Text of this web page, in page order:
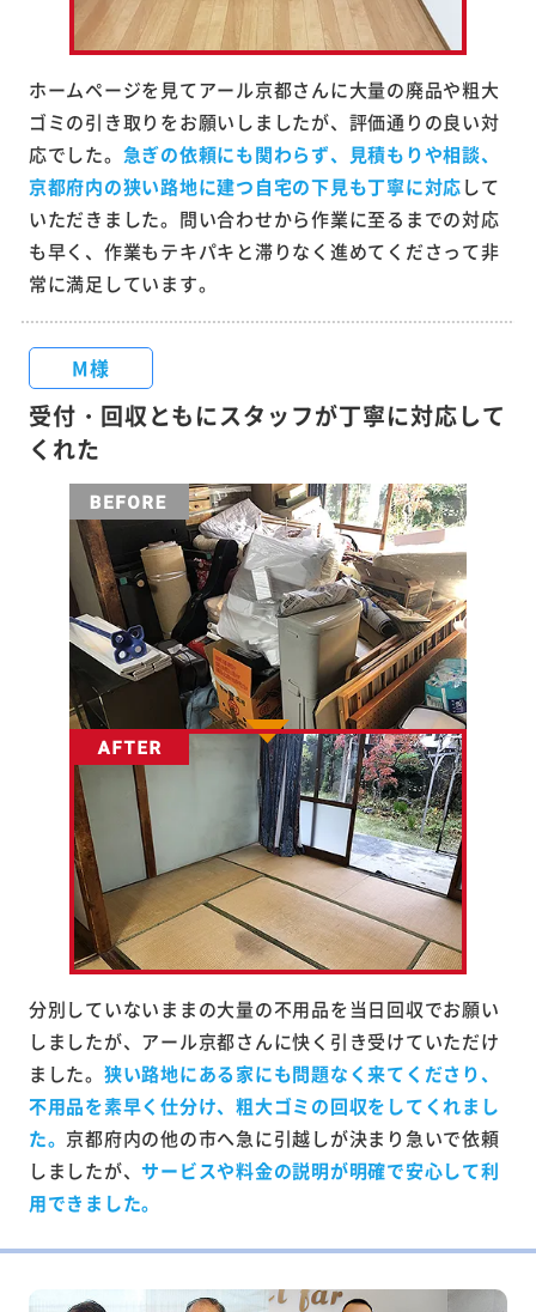
ホームページを見てアール京都さんに大量の廃品や粗大
ゴミの引き取りをお願いしましたが、評価通りの良い対
応でした。 急ぎの依頼にも関わらず、見積もりや相談、
京都府内の狭い路地に建つ自宅の下見も丁寧に対応して
いただきました。問い合わせから作業に至るまでの対応
も早く、作業もテキパキと滞りなく進めてくださって非
常に満足しています。
M様
受付・回収ともにスタッフが丁寧に対応して
くれた
分別していないままの大量の不用品を当日回収でお願い
しましたが、アール京都さんに快く引き受けていただけ
ました。 狭い路地にある家にも問題なく来てくださり、
不用品を素早く仕分け、粗大ゴミの回収をしてくれまし
た。 京都府内の他の市へ急に引越しが決まり急いで依頼
しましたが、サービスや料金の説明が明確で安心して利
用できました。